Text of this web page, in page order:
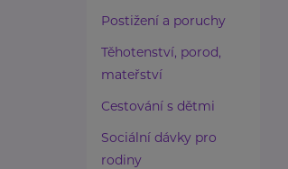
Postižení a poruchy
Těhotenství, porod,
mateřství
Cestování s dětmi
Sociální dávky pro
rodiny